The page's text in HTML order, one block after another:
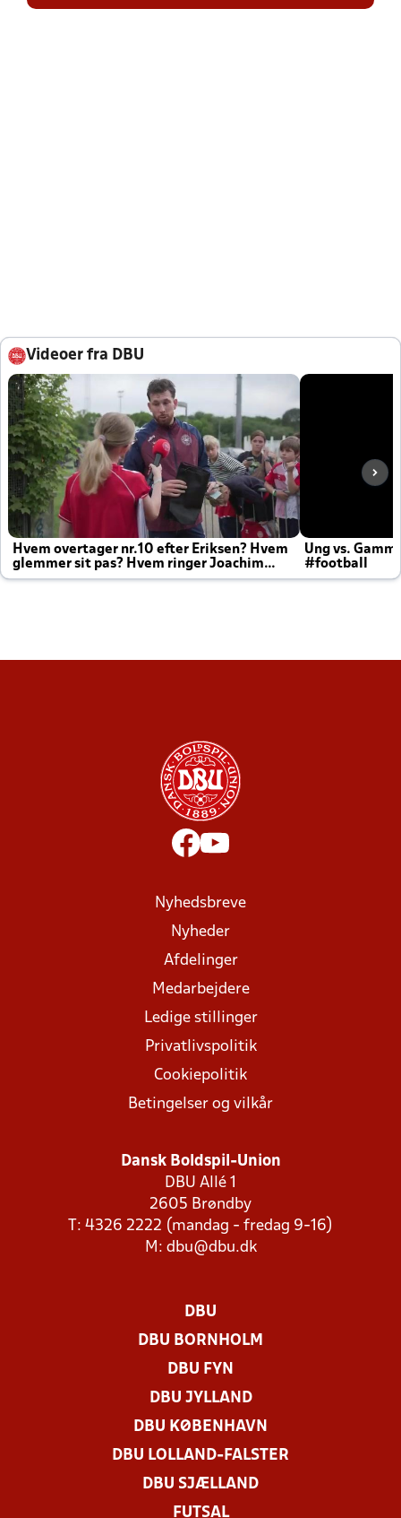
Videoer fra DBU
Hvem overtager nr.10 efter Eriksen? Hvem
glemmer sit pas? Hvem ringer Joachim
altid til efter kampe?
Ung vs.
#football
Nyhedsbreve
Nyheder
Afdelinger
Medarbejdere
Ledige stillinger
Privatlivspolitik
Cookiepolitik
Betingelser og vilkår
Dansk Boldspil-Union
DBU Allé 1
2605 Brøndby
T: 4326 2222 (mandag - fredag 9-16)
M: dbu@dbu.dk
DBU
DBU BORNHOLM
DBU FYN
DBU JYLLAND
DBU KØBENHAVN
DBU LOLLAND-FALSTER
DBU SJÆLLAND
FUTSAL